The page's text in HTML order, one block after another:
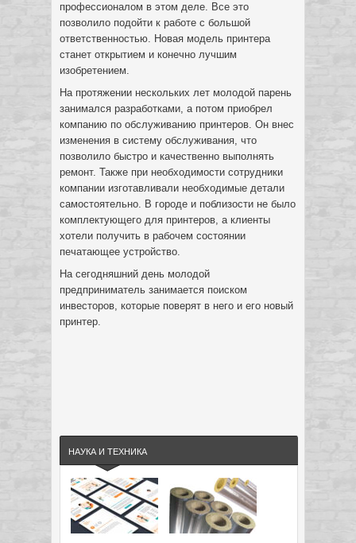
профессионалом в этом деле. Все это
позволило подойти к работе с большой
ответственностью. Новая модель принтера
станет открытием и конечно лучшим
изобретением.
На протяжении нескольких лет молодой парень
занимался разработками, а потом приобрел
компанию по обслуживанию принтеров. Он внес
изменения в систему обслуживания, что
позволило быстро и качественно выполнять
ремонт. Также при необходимости сотрудники
компании изготавливали необходимые детали
самостоятельно. В городе и поблизости не было
комплектующего для принтеров, а клиенты
хотели получить в рабочем состоянии
печатающее устройство.
На сегодняшний день молодой
предприниматель занимается поиском
инвесторов, которые поверят в него и его новый
принтер.
НАУКА И ТЕХНИКА